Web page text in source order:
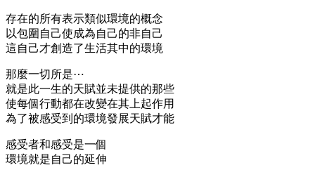
存在的所有表示類似環境的概念
以包圍自己使成為自己的非自己
這自己才創造了生活其中的環境
那麼一切所是⋯
就是此一生的天賦並未提供的那些
使每個行動都在改變在其上起作用
為了被感受到的環境發展天賦才能
感受者和感受是一個
環境就是自己的延伸